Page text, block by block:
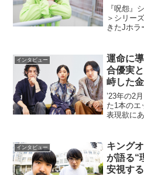
して自
『呪怨』
＞シリー
きたJホラ
オーバー
和を象徴
インタビュー
運命に
合優実
峙した
共有し
’23年の2
た1本のエ
表現欲に
足を踏み
キストは
インタビュー
キング
が語る“
安視す